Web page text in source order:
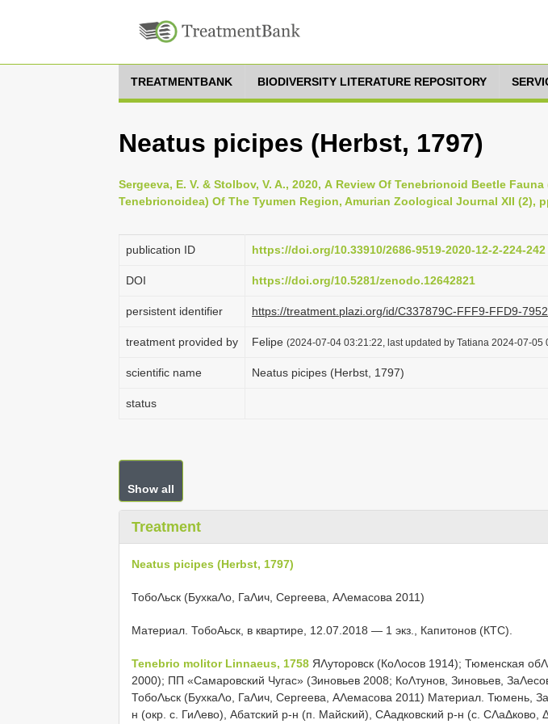
TREATMENTBANK BIODIVERSITY LITERATURE REPOSITORY
Neatus picipes (Herbst, 1797)
Sergeeva, E. V. & Stolbov, V. A., 2020, А Review Of Tenebrionoid Beetle
Tenebrionoidea) Of The Tyumen Region, Amurian Zoological Journal XII (2),
publication ID https://doi.org/10.33910/2686-9519-2020-12-2-224-242
DOI https://doi.org/10.5281/zenodo.12642821
persistent identifier https://treatment.plazi.org/id/C337879C-FFF9-FFD9-
treatment provided by Felipe (2024-07-04 03:21:22, last updated by Tatiana 2024-07-05
scientific name Neatus picipes (Herbst, 1797)
status
Show all
Treatment
Neatus picipes (Herbst, 1797)
ТобоΛьск (БухкаΛо, ГаΛич, Сергеева, АΛемасова 2011)
Материал. ТобоΑьск, в квартире, 12.07.2018 — 1 экз., Капитонов (КТС).
Tenebrio molitor Linnaeus, 1758 ЯΛуторовск (КоΛосов 1914); Тюменская
2000); ПП «Самаровский Чугас» (Зиновьев 2008; КоΛтунов, Зиновьев,
ТобоΛьск (БухкаΛо, ГаΛич, Сергеева, АΛемасова 2011) Материал. Тюмень,
н (окр. с. ГиΛево), Абатский р-н (п. Майский), СΑадковский р-н (с. СΛаΔково,